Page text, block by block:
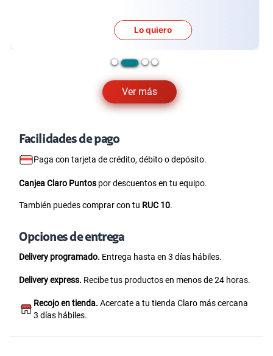
Ver más
Facilidades de pago
Paga con tarjeta de crédito, débito o depósito.
Canjea Claro Puntos por descuentos en tu equipo.
También puedes comprar con tu RUC 10.
Opciones de entrega
Delivery programado. Entrega hasta en 3 días hábiles.
Delivery express. Recibe tus productos en menos de 24 horas.
Recojo en tienda. Acercate a tu tienda Claro más cercana
3 días hábiles.